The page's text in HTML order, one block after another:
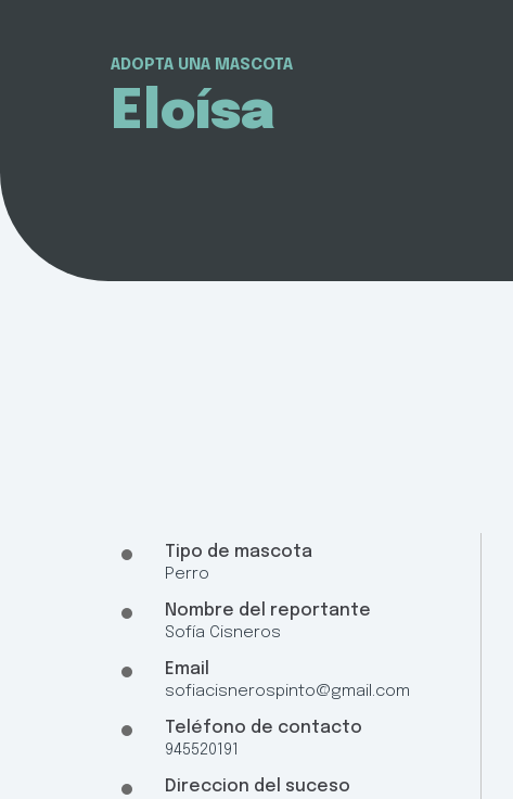
ADOPTA UNA MASCOTA
Eloísa
Tipo de mascota
Perro
Nombre del reportante
Sofía Cisneros
Email
sofiacisnerospinto@gmail.com
Teléfono de contacto
945520191
Direccion del suceso